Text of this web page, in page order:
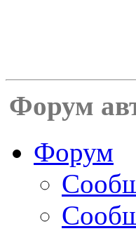
Форум
Форум